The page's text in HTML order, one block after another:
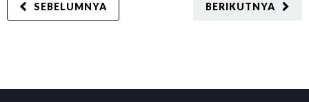
BERIKUTNYA
SEBELUMNYA